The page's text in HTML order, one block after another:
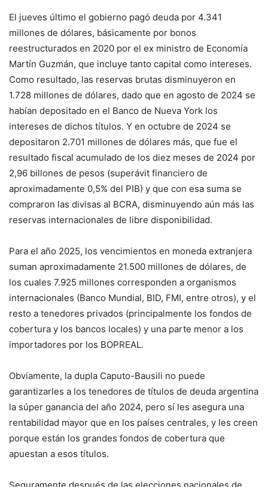
El jueves último el gobierno pagó deuda por 4.341
millones de dólares, básicamente por bonos
reestructurados en 2020 por el ex ministro de Economía
Martín Guzmán, que incluye tanto capital como intereses.
Como resultado, las reservas brutas disminuyeron en
1.728 millones de dólares, dado que en agosto de 2024 se
habían depositado en el Banco de Nueva York los
intereses de dichos títulos. Y en octubre de 2024 se
depositaron 2.701 millones de dólares más, que fue el
resultado fiscal acumulado de los diez meses de 2024 por
2,96 billones de pesos (superávit financiero de
aproximadamente 0,5% del PIB) y que con esa suma se
compraron las divisas al BCRA, disminuyendo aún más las
reservas internacionales de libre disponibilidad.
Para el año 2025, los vencimientos en moneda extranjera
suman aproximadamente 21.500 millones de dólares, de
los cuales 7.925 millones corresponden a organismos
internacionales (Banco Mundial, BID, FMI, entre otros), y el
resto a tenedores privados (principalmente los fondos de
cobertura y los bancos locales) y una parte menor a los
importadores por los BOPREAL.
Obviamente, la dupla Caputo-Bausili no puede
garantizarles a los tenedores de títulos de deuda argentina
la súper ganancia del año 2024, pero sí les asegura una
rentabilidad mayor que en los países centrales, y les creen
porque están los grandes fondos de cobertura que
apuestan a esos títulos.